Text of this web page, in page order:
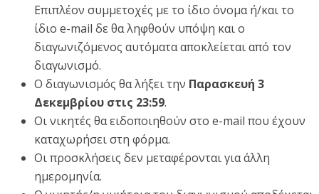
Επιπλέον συμμετοχές με το ίδιο όνομα ή/και το
ίδιο e-mail δε θα ληφθούν υπόψη και ο
διαγωνιζόμενος αυτόματα αποκλείεται από τον
διαγωνισμό.
Ο διαγωνισμός θα λήξει την Παρασκευή 3
Δεκεμβρίου στις 23:59.
Οι νικητές θα ειδοποιηθούν στο e-mail που έχουν
καταχωρήσει στη φόρμα.
Οι προσκλήσεις δεν μεταφέρονται για άλλη
ημερομηνία.